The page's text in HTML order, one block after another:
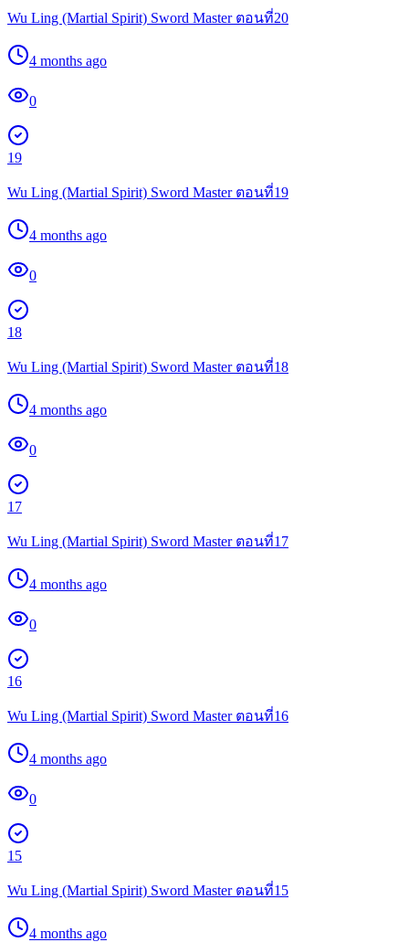
Wu Ling (Martial Spirit) Sword Master ตอนที่20
4 months ago
0
19
Wu Ling (Martial Spirit) Sword Master ตอนที่19
4 months ago
0
18
Wu Ling (Martial Spirit) Sword Master ตอนที่18
4 months ago
0
17
Wu Ling (Martial Spirit) Sword Master ตอนที่17
4 months ago
0
16
Wu Ling (Martial Spirit) Sword Master ตอนที่16
4 months ago
0
15
Wu Ling (Martial Spirit) Sword Master ตอนที่15
4 months ago